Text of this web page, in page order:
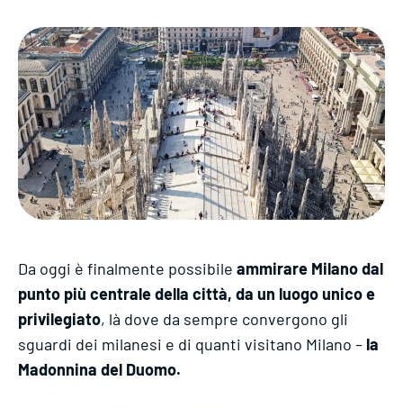
Da oggi è finalmente possibile ammirare Milano dal
punto più centrale della città, da un luogo unico e
privilegiato, là dove da sempre convergono gli
sguardi dei milanesi e di quanti visitano Milano – la
Madonnina del Duomo.